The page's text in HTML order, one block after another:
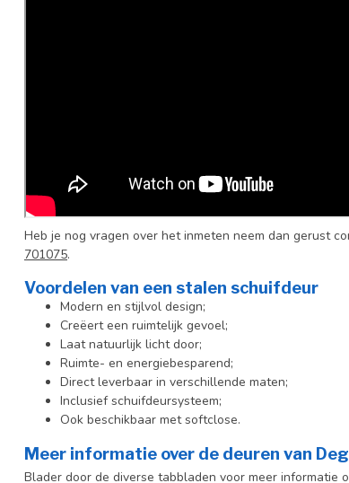
Heb je nog vragen over het inmeten neem dan gerust
701075.
Voordelen van een stalen schuifdeur
Modern en stijlvol design;
Creëert een ruimtelijk gevoel;
Laat natuurlijk licht door;
Ruimte- en energiebesparend;
Direct leverbaar in verschillende maten;
Inclusief schuifdeursysteem;
Ook beschikbaar met softclose.
Meer informatie over de deuren van
Blader door de diverse tabbladen voor meer informatie